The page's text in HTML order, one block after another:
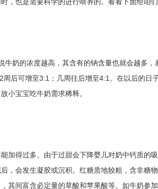
奶的浓度越高，其含有的钠含量也就会越多
后可增至3:1；几周往后增至4:1。在以后的日
小宝宝吃牛奶需求稀释。
加得过多。由于过甜会下降婴儿对奶中钙质
，会发生凝胶或沉积。红糖质地较粗，含非
其间富含必定量的草酸和苹果酸等。如牛奶参